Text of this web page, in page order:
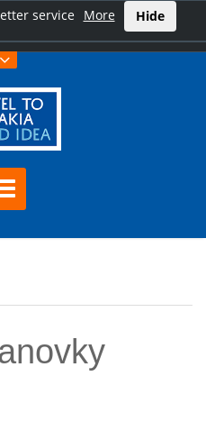
service More Hide